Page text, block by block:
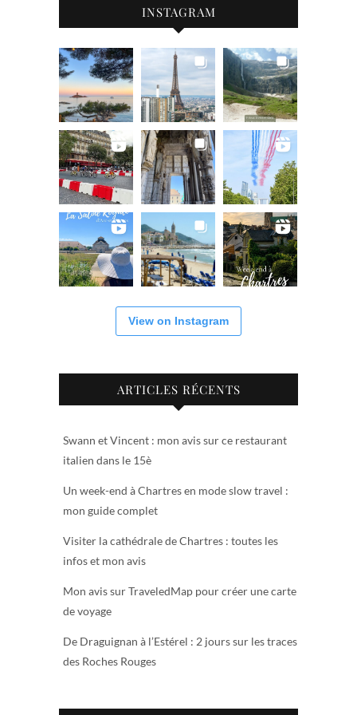
INSTAGRAM
View on Instagram
ARTICLES RÉCENTS
Swann et Vincent : mon avis sur ce restaurant
italien dans le 15è
Un week-end à Chartres en mode slow travel :
mon guide complet
Visiter la cathédrale de Chartres : toutes les
infos et mon avis
Mon avis sur TraveledMap pour créer une carte
de voyage
De Draguignan à l’Estérel : 2 jours sur les traces
des Roches Rouges